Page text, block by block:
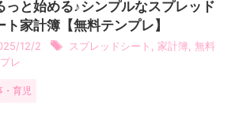
っと始める♪シンプルなスプレッド
ト家計簿【無料テンプレ】
12/2 スプレッドシート 家計簿 無料
レ
・育児